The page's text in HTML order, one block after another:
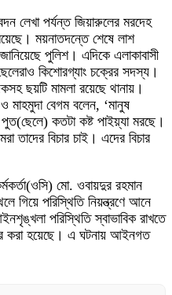
লেখা পর্যন্ত জিয়ারুলের মরদেহ
ময়নাতদন্তে শেষে লাশ
পুলিশ। এদিকে এলাকাবাসী
কিশোরগ্যাং চক্রের সদস্য।
ছয়টি মামলা রয়েছে থানায়।
মাহমুদা বেগম বলেন, ‘মানুষ
কতটা কষ্ট পাইয়্যা মরছে।
তাদের বিচার চাই। এদের বিচার
মো. ওবায়দুর রহমান
গিয়ে পরিস্থিতি নিয়ন্ত্রণে আনে
পরিস্থিতি স্বাভাবিক রাখতে
করা হয়েছে। এ ঘটনায় আইনগত